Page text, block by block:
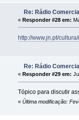
Re: Rádio Comercial
« Responder #28 em:
http://www.jn.pt/
Re: Rádio Comercial
« Responder #29 em:
Tópico para discutir
« Última modificação: